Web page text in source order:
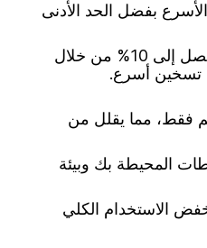
بفضل الحد الأدنى
تحقيق إنتاجية أعلى بنسبة تصل إلى 10% من خلال
تسخين أسرع.
فقط، مما يقلل من
المحيطة بك وبيئة
الاستخدام الكلي